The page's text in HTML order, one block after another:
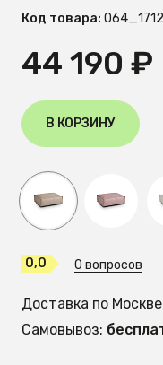
Код товара:
44 190 ₽
В КОРЗИНУ
0,0 0 вопросов
Доставка по
Самовывоз: